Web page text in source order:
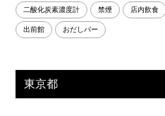
二酸化炭素濃度計 禁煙 店内飲食
出前館 おだしバー
東京都